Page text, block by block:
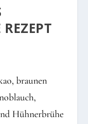
braunen
Hühnerbrühe